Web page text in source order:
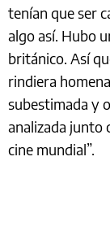
tenían que ser
algo así. Hubo
británico. Así
rindiera
subestimada y
analizada junto
cine mundial”.